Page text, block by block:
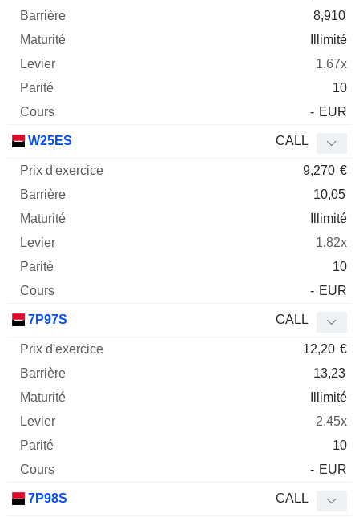
8,910
Illimité
1.67x
10
- EUR
W25ES CALL
9,270 €
10,05
Illimité
1.82x
10
- EUR
7P97S CALL
12,20 €
13,23
Illimité
2.45x
10
- EUR
7P98S CALL